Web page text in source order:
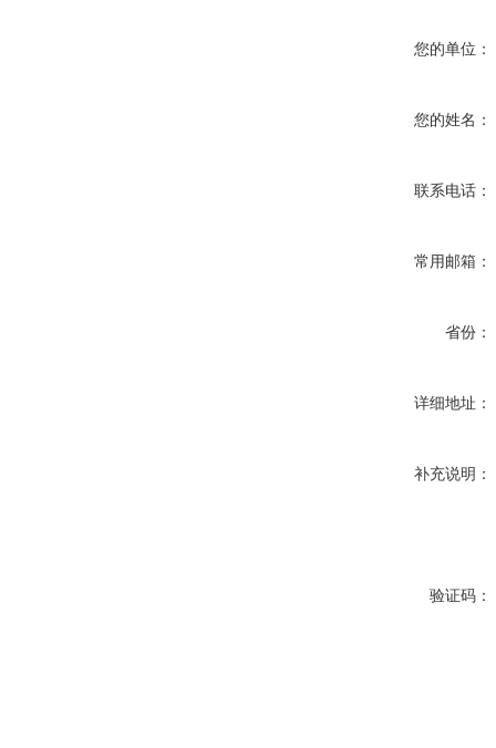
您的单位：
您的姓名：
联系电话：
常用邮箱：
省份：
详细地址：
补充说明：
验证码：